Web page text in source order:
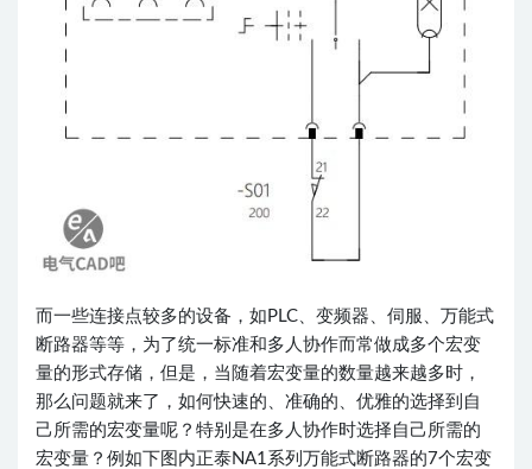
而一些连接点较多的设备，如PLC、变频器、伺服、万能式
断路器等等，为了统一标准和多人协作而常做成多个宏变
量的形式存储，但是，当随着宏变量的数量越来越多时，
那么问题就来了，如何快速的、准确的、优雅的选择到自
己所需的宏变量呢？特别是在多人协作时选择自己所需的
宏变量？例如下图内正泰NA1系列万能式断路器的7个宏变